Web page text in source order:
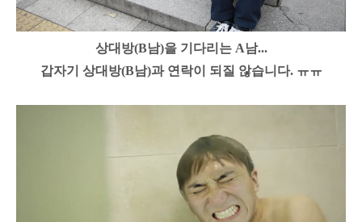
상대방(B남)을 기다리는 A남...
갑자기 상대방(B남)과 연락이 되질 않습니다. ㅠㅠ